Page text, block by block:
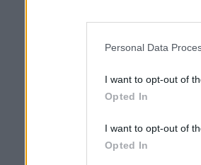
Personal Data
I want to opt-out of
Opted In
I want to opt-out of
Opted In